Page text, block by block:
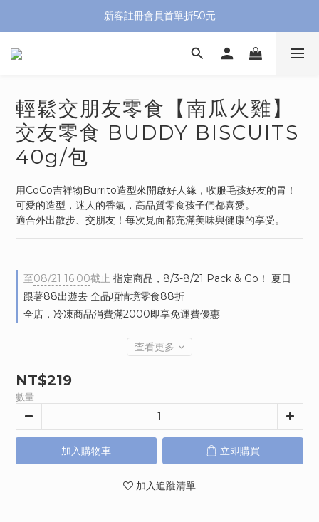
新客註冊會員首單折50元
輕鬆交朋友零食【南瓜火雞】
交友零食 BUDDY BISCUITS
40g/包
用CoCo吉祥物Burrito造型來開啟好人緣，收服毛孩好友的胃！
可愛的造型，迷人的香氣，高品質零食孩子們都喜愛。
適合外出散步、交朋友！每次見面都充滿美味與健康的享受。
至08/21 16:00截止 指定商品，8/3-8/21 Pack & Go！ 夏日
跟著88出遊去 全品項情境零食88折
全店，冷凍商品消費滿2000即享免運費優惠
查看更多
NT$219
數量
加入購物車 立即購買
加入追蹤清單